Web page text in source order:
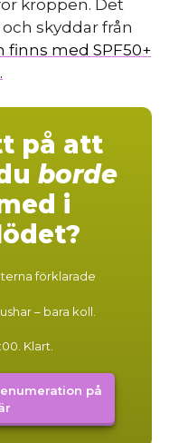
kroppen. Det
skyddar från
finns med SPF50+
på att
borde
i
förklarade
– bara koll.
Klart.
på